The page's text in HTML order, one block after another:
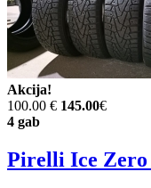
Akcija!
100.00 € 145.00€
4 gab
Pirelli Ice Zero